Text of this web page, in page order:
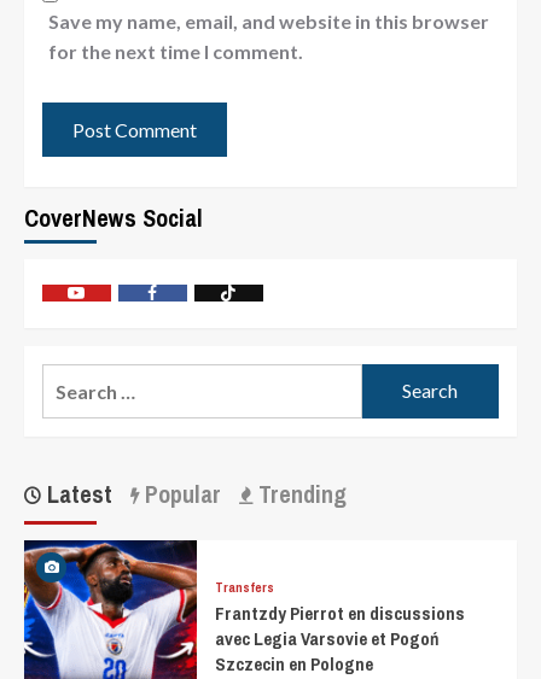
Save my name, email, and website in this browser
for the next time I comment.
CoverNews Social
Latest Popular Trending
Transfers
Frantzdy Pierrot en discussions
avec Legia Varsovie et Pogoń
Szczecin en Pologne